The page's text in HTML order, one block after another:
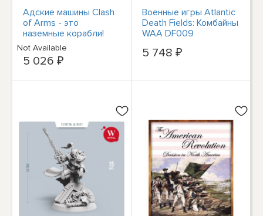
Адские машины Clash
of Arms - это
наземные корабли!
Дополнение к игре за
1915-1933 годы
Not Available
5 026 ₽
Военные игры Atlantic
Death Fields: Комбайны
WAA DF009
5 748 ₽